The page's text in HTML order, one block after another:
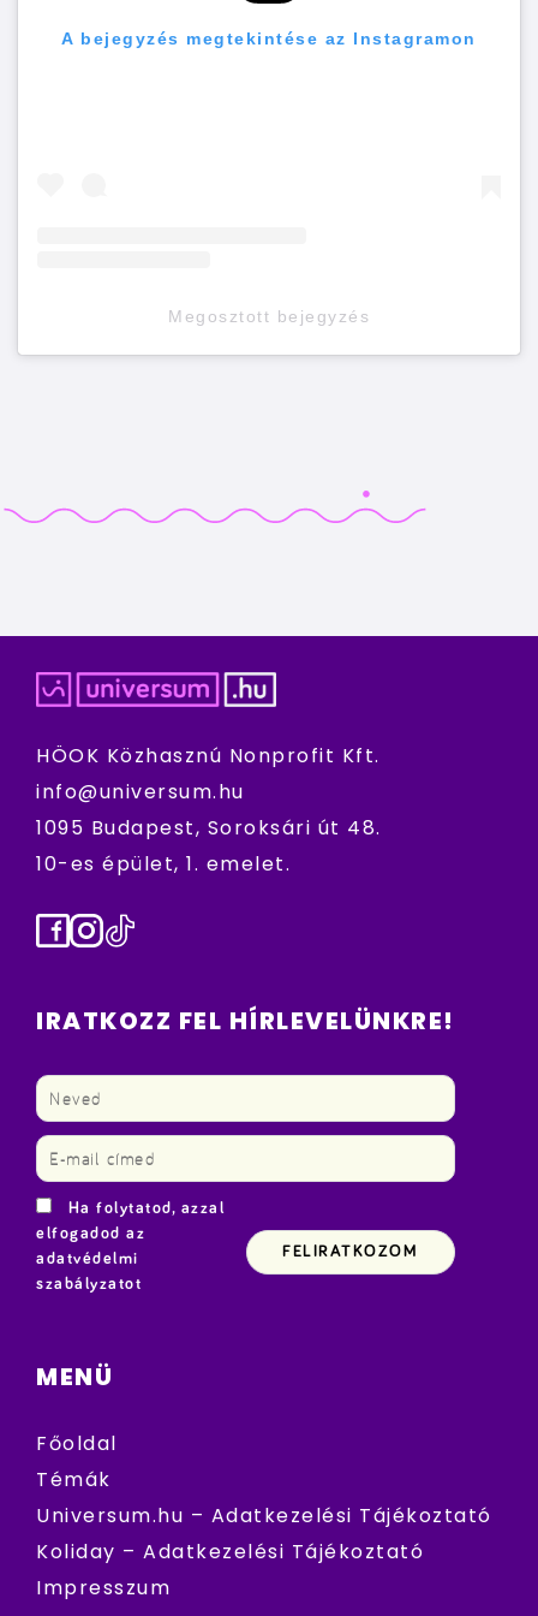
A bejegyzés megtekintése az Instagramon
Megosztott bejegyzés
HÖOK Közhasznú Nonprofit Kft.
info@universum.hu
1095 Budapest, Soroksári út 48.
10-es épület, 1. emelet.
Facebook
Instagram
TikTok
IRATKOZZ FEL HÍRLEVELÜNKRE!
Ha folytatod, azzal
elfogadod az
adatvédelmi
szabályzatot
MENÜ
Főoldal
Témák
Universum.hu – Adatkezelési Tájékoztató
Koliday – Adatkezelési Tájékoztató
Impresszum